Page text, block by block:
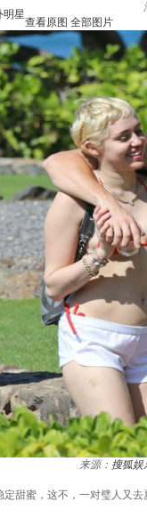
明星
查看原图 全部图片
来源： 搜狐娱
甜蜜，这不，一对璧人又